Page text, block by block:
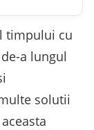
timpului cu
a lungul
solutii